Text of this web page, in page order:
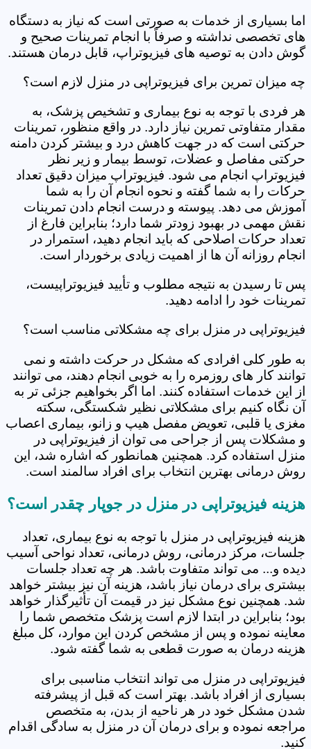
اما بسیاری از خدمات به صورتی است که نیاز به دستگاه
های تخصصی نداشته و صرفاً با انجام تمرینات صحیح و
گوش دادن به توصیه های فیزیوتراپ، قابل درمان هستند.
چه میزان تمرین برای فیزیوتراپی در منزل لازم است؟
هر فردی با توجه به نوع بیماری و تشخیص پزشک، به
مقدار متفاوتی تمرین نیاز دارد. در واقع منظور، تمرینات
حرکتی است که در جهت کاهش درد و بیشتر کردن دامنه
حرکتی مفاصل و عضلات، توسط بیمار و زیر نظر
فیزیوتراپ انجام می شود. فیزیوتراپ میزان دقیق تعداد
حرکات را به شما گفته و نحوه انجام آن را به شما
آموزش می دهد. پیوسته و درست انجام دادن تمرینات
نقش مهمی در بهبود زودتر شما دارد؛ بنابراین فارغ از
تعداد حرکات اصلاحی که باید انجام دهید، استمرار در
انجام روزانه آن ها از اهمیت زیادی برخوردار است.
پس تا رسیدن به نتیجه مطلوب و تأیید فیزیوتراپیست،
تمرینات خود را ادامه دهید.
فیزیوتراپی در منزل برای چه مشکلاتی مناسب است؟
به طور کلی افرادی که مشکل در حرکت داشته و نمی
توانند کار های روزمره را به خوبی انجام دهند، می توانند
از این خدمات استفاده کنند. اما اگر بخواهیم جزئی تر به
آن نگاه کنیم برای مشکلاتی نظیر شکستگی، سکته
مغزی یا قلبی، تعویض مفصل هیپ و زانو، بیماری اعصاب
و مشکلات پس از جراحی می توان از فیزیوتراپی در
منزل استفاده کرد. همچنین همانطور که اشاره شد، این
روش درمانی بهترین انتخاب برای افراد سالمند است.
هزینه فیزیوتراپی در منزل در جوپار چقدر است؟
هزینه فیزیوتراپی در منزل با توجه به نوع بیماری، تعداد
جلسات، مرکز درمانی، روش درمانی، تعداد نواحی آسیب
دیده و... می تواند متفاوت باشد. هر چه تعداد جلسات
بیشتری برای درمان نیاز باشد، هزینه آن نیز بیشتر خواهد
شد. همچنین نوع مشکل نیز در قیمت آن تأثیرگذار خواهد
بود؛ بنابراین در ابتدا لازم است پزشک متخصص شما را
معاینه نموده و پس از مشخص کردن این موارد، کل مبلغ
هزینه درمان به صورت قطعی به شما گفته شود.
فیزیوتراپی در منزل می تواند انتخاب مناسبی برای
بسیاری از افراد باشد. بهتر است که قبل از پیشرفته
شدن مشکل خود در هر ناحیه از بدن، به متخصص
مراجعه نموده و برای درمان آن در منزل به سادگی اقدام
کنید.